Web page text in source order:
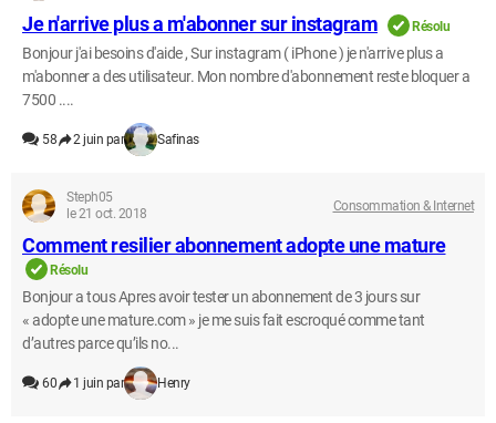
Je n'arrive plus a m'abonner sur instagram Résolu
Bonjour j'ai besoins d'aide , Sur instagram ( iPhone ) je n'arrive plus a
m'abonner a des utilisateur. Mon nombre d'abonnement reste bloquer a
7500 ....
58 2 juin par Safinas
Steph05
le 21 oct. 2018
Consommation & Internet
Comment resilier abonnement adopte une mature
Résolu
Bonjour a tous Apres avoir tester un abonnement de 3 jours sur
« adopte une mature.com » je me suis fait escroqué comme tant
d’autres parce qu’ils no...
60 1 juin par Henry